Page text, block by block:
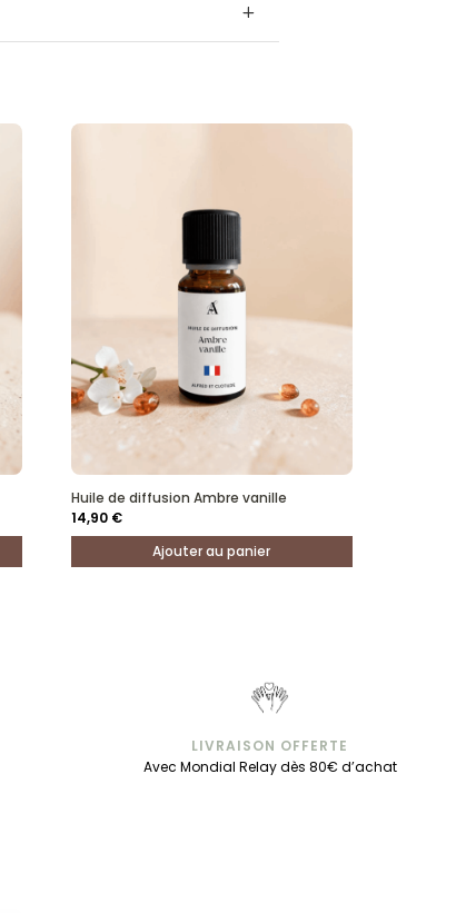
Huile de diffusion Ambre vanille
14,90 €
Ajouter au panier
LIVRAISON OFFERTE
Avec Mondial Relay dès 80€ d’achat